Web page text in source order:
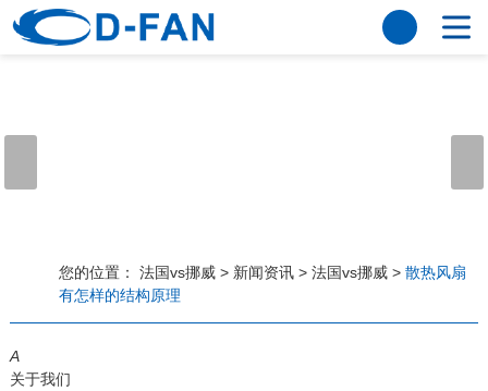
法国vs挪威
应用案例
工程案例
解决方案
新闻资讯
法国vs挪威
行业资讯
常见问题
您的位置： 法国vs挪威> 新闻资讯> 法国vs挪威> 散热风扇
有怎样的结构原理
A
关于我们